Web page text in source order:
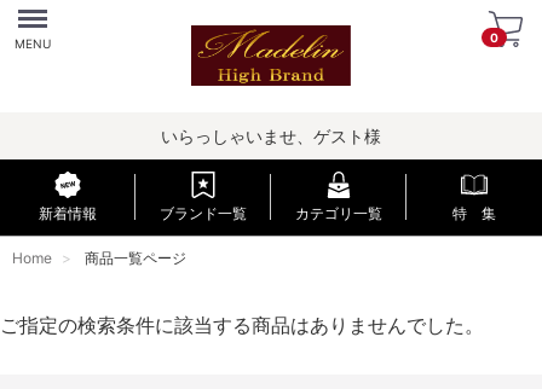
Menu
MENU 0
いらっしゃいませ、ゲスト様
新着情報 ブランド一覧 カテゴリ一覧 特 集
Home 商品一覧ページ
ご指定の検索条件に該当する商品はありませんでした。